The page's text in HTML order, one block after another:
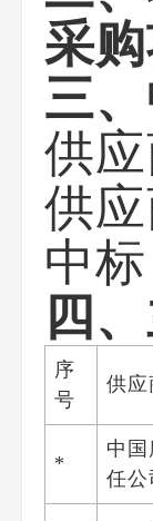
采购
三
供
供
中
四
序
号
供应
*
中
任公